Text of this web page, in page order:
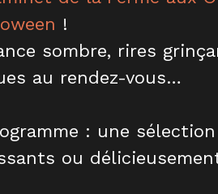
!
sombre, rires
au rendez-vous…
: une
ou